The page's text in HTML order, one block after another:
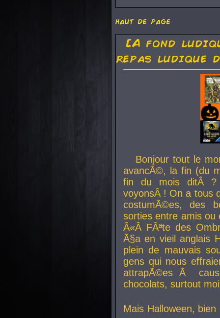
haut de page
[A fond
repas ludique
Bonjour tout le
avancÃ©, la fin (du
fin du mois ditÂ ?
voyonsÂ ! On a tous
costumÃ©es, des
sorties entre amis
Â«Â FÃªte des
Ã§a en vieil anglais
plein de mauvais
gens qui nous
attrapÃ©es Ã
chocolats, surtout
Mais Halloween, bien